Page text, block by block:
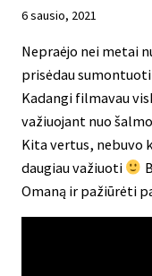
6 sausio, 2021
Nepraėjo nei metai
prisėdau
Kadangi filmavau
važiuojant nuo
Kita vertus, nebuvo
daugiau važiuoti
Omaną ir pažiūrėti